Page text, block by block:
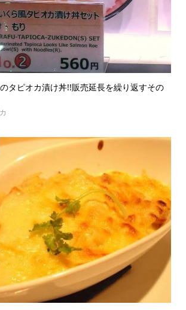
のタピオカ漬け丼!!販売延長を繰り返すその